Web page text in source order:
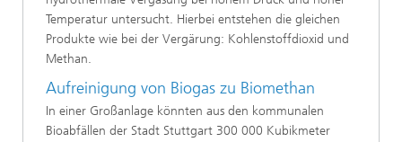
Temperatur untersucht. Hierbei entstehen die gleichen
Produkte wie bei der Vergärung: Kohlenstoffdioxid und
Methan.
Aufreinigung von Biogas zu Biomethan
In einer Großanlage könnten aus den kommunalen
Bioabfällen der Stadt Stuttgart 300 000 Kubikmeter